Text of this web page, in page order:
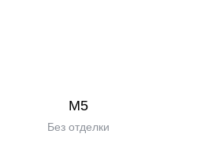
М5
Без отделки